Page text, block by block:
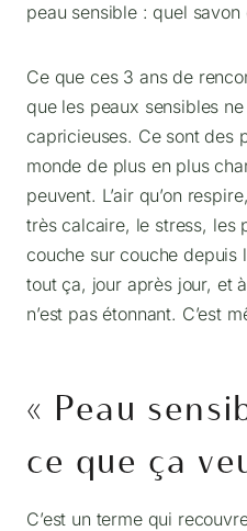
peau sensible : quel savon
Ce que ces 3 ans de
que les peaux sensibles
capricieuses. Ce sont des
monde de plus en plus
peuvent. L’air qu’on
très calcaire, le stress, les
couche sur couche depuis
tout ça, jour après jour, et
n’est pas étonnant. C’est
« Peau
ce que ça
C’est un terme qui